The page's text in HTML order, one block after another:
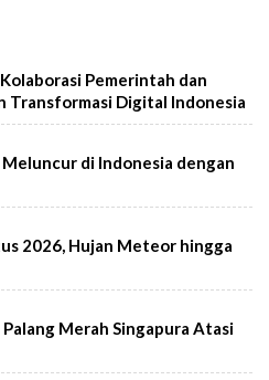
Pemerintah dan
Transformasi Digital Indonesia
di Indonesia dengan
2026, Hujan Meteor hingga
Merah Singapura Atasi